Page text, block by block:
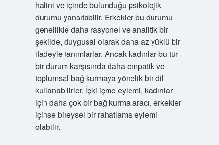
halini ve içinde bulunduğu psikolojik
durumu yansıtabilir. Erkekler bu durumu
genellikle daha rasyonel ve analitik bir
şekilde, duygusal olarak daha az yüklü bir
ifadeyle tanımlarlar. Ancak kadınlar bu tür
bir durum karşısında daha empatik ve
toplumsal bağ kurmaya yönelik bir dil
kullanabilirler. İçki içme eylemi, kadınlar
için daha çok bir bağ kurma aracı, erkekler
içinse bireysel bir rahatlama eylemi
olabilir.